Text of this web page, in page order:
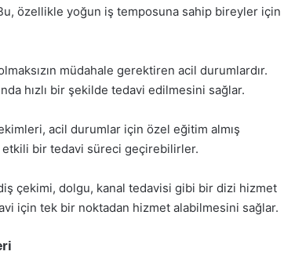
Bu, özellikle yoğun iş temposuna sahip bireyler için
müdahale gerektiren acil durumlardır.
hızlı bir şekilde tedavi edilmesini sağlar.
acil durumlar için özel eğitim almış
bir tedavi süreci geçirebilirler.
çekimi, dolgu, kanal tedavisi gibi bir dizi hizmet
için tek bir noktadan hizmet alabilmesini sağlar.